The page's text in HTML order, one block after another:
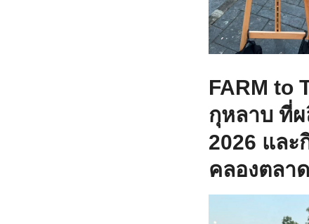
FARM to
กุหลาบ ที่
2026 และ
คลองตลา